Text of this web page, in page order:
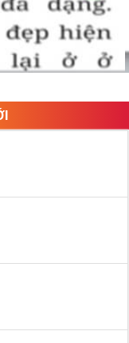
Quý 2 là bạn vào
Sim giảm giá
“ ở ngay đầu
giá vì một số lý
2 có cũng thể tham
Tứ Quý Giữa